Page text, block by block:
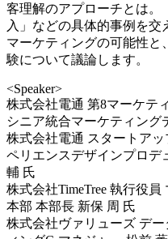
客理解のアプローチとは。
入」などの具体的事例を交
マーケティングの可能性と
験について議論します。
<Speaker>
株式会社電通 第8マーケテ
シニア統合マーケティング
株式会社電通 スタートア
ペリエンスデザインプロデ
輔 氏
株式会社TimeTree 執行役
本部 本部長 新保 周 氏
株式会社ヴァリューズ デ